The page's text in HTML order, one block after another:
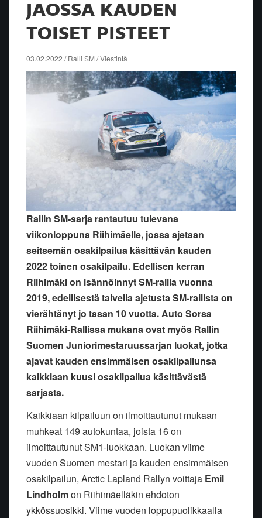
JAOSSA KAUDEN
TOISET PISTEET
03.02.2022 / Ralli SM / Viestintä
Rallin SM-sarja rantautuu tulevana
viikonloppuna Riihimäelle, jossa ajetaan
seitsemän osakilpailua käsittävän kauden
2022 toinen osakilpailu. Edellisen kerran
Riihimäki on isännöinnyt SM-rallia vuonna
2019, edellisestä talvella ajetusta SM-rallista on
vierähtänyt jo tasan 10 vuotta. Auto Sorsa
Riihimäki-Rallissa mukana ovat myös Rallin
Suomen Juniorimestaruussarjan luokat, jotka
ajavat kauden ensimmäisen osakilpailunsa
kaikkiaan kuusi osakilpailua käsittävästä
sarjasta.
Kaikkiaan kilpailuun on ilmoittautunut mukaan
muhkeat 149 autokuntaa, joista 16 on
ilmoittautunut SM1-luokkaan. Luokan viime
vuoden Suomen mestari ja kauden ensimmäisen
osakilpailun, Arctic Lapland Rallyn voittaja Emil
Lindholmon Riihimäelläkin ehdoton
ykkössuosikki. Viime vuoden loppupuolikkaalla